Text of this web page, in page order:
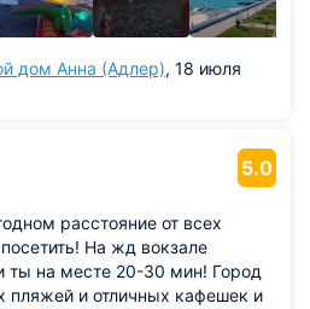
дом Анна (Адлер), 18 июля
5.0
расстояние от всех
На жд вокзале
ты на месте 20-30 мин! Город
пляжей и отличных кафешек и